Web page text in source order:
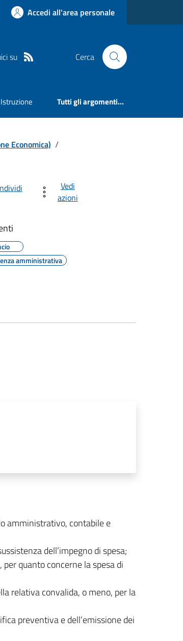
Accedi all'area personale
su Cerca
Istruzione Tutti gli argomenti...
Economica) /
Vedi
azioni
amministrativa
amministrativo, contabile e
dell’impegno di spesa;
quanto concerne la spesa di
relativa convalida, o meno, per la
preventiva e dell’emissione dei